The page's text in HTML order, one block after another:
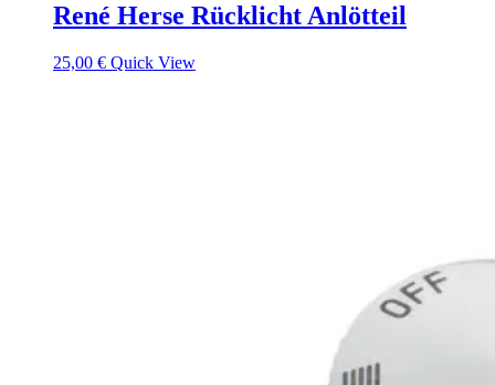
René Herse Rücklicht Anlötteil
25,00 € Quick View